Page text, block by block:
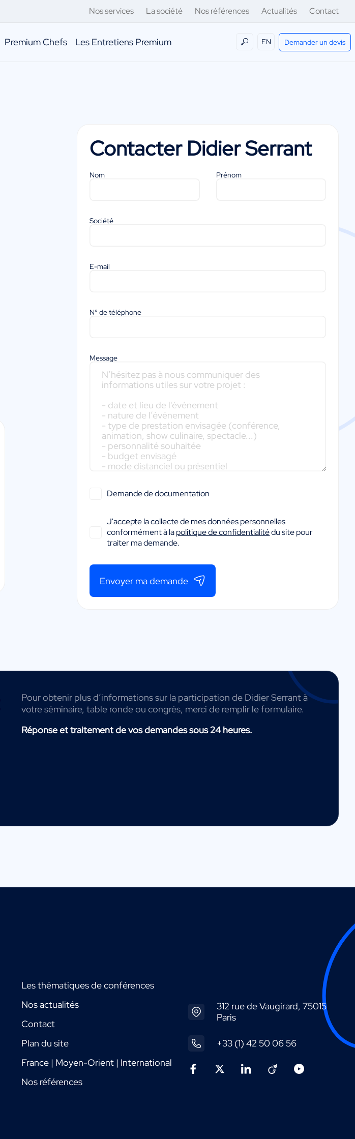
Nos services La société Nos références Actualités Contact
Premium Chefs Les Entretiens Premium EN Demander un devis
Contacter Didier Serrant
Nom Prénom
Société
E-mail
N° de téléphone
Message
Demande de documentation
J'accepte la collecte de mes données personnelles
conformément à lapolitique de confidentialitédu site pour
traiter ma demande.
Envoyer ma demande
Pour obtenir plus d’informations sur la participation de Didier Serrant à
votre séminaire, table ronde ou congrès, merci de remplir le formulaire.
Réponse et traitement de vos demandes sous 24 heures.
Les thématiques de conférences
Nos actualités
Contact
Plan du site
France | Moyen-Orient | International
Nos références
312 rue de Vaugirard, 75015
Paris
+33 (1) 42 50 06 56